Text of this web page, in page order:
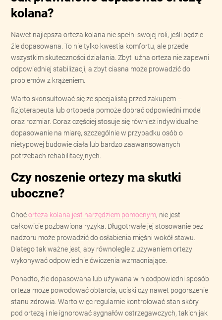
kolana?
Nawet najlepsza orteza kolana nie spełni swojej roli, jeśli będzie
źle dopasowana. To nie tylko kwestia komfortu, ale przede
wszystkim skuteczności działania. Zbyt luźna orteza nie zapewni
odpowiedniej stabilizacji, a zbyt ciasna może prowadzić do
problemów z krążeniem.
Warto skonsultować się ze specjalistą przed zakupem –
fizjoterapeuta lub ortopeda pomoże dobrać odpowiedni model
oraz rozmiar. Coraz częściej stosuje się również indywidualne
dopasowanie na miarę, szczególnie w przypadku osób o
nietypowej budowie ciała lub bardzo zaawansowanych
potrzebach rehabilitacyjnych.
Czy noszenie ortezy ma skutki
uboczne?
Choćorteza kolana jest narzędziem pomocnym, nie jest
całkowicie pozbawiona ryzyka. Długotrwałe jej stosowanie bez
nadzoru może prowadzić do osłabienia mięśni wokół stawu.
Dlatego tak ważne jest, aby równolegle z używaniem ortezy
wykonywać odpowiednie ćwiczenia wzmacniające.
Ponadto, źle dopasowana lub używana w nieodpowiedni sposób
orteza może powodować obtarcia, uciski czy nawet pogorszenie
stanu zdrowia. Warto więc regularnie kontrolować stan skóry
pod ortezą i nie ignorować sygnałów ostrzegawczych, takich jak